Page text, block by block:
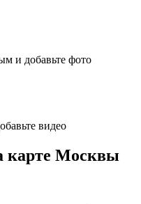
и добавьте фото
видео
карте Москвы